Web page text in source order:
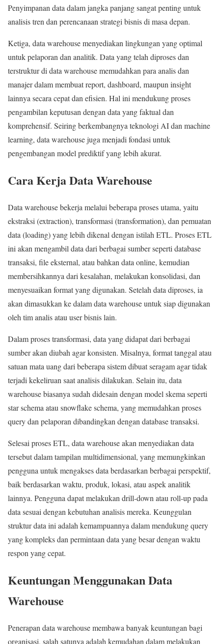
Penyimpanan data dalam jangka panjang sangat penting untuk
analisis tren dan perencanaan strategi bisnis di masa depan.
Ketiga, data warehouse menyediakan lingkungan yang optimal
untuk pelaporan dan analitik. Data yang telah diproses dan
terstruktur di data warehouse memudahkan para analis dan
manajer dalam membuat report, dashboard, maupun insight
lainnya secara cepat dan efisien. Hal ini mendukung proses
pengambilan keputusan dengan data yang faktual dan
komprehensif. Seiring berkembangnya teknologi AI dan machine
learning, data warehouse juga menjadi fondasi untuk
pengembangan model prediktif yang lebih akurat.
Cara Kerja Data Warehouse
Data warehouse bekerja melalui beberapa proses utama, yaitu
ekstraksi (extraction), transformasi (transformation), dan pemuatan
data (loading) yang lebih dikenal dengan istilah ETL. Proses ETL
ini akan mengambil data dari berbagai sumber seperti database
transaksi, file eksternal, atau bahkan data online, kemudian
membersihkannya dari kesalahan, melakukan konsolidasi, dan
menyesuaikan format yang digunakan. Setelah data diproses, ia
akan dimasukkan ke dalam data warehouse untuk siap digunakan
oleh tim analis atau user bisnis lain.
Dalam proses transformasi, data yang didapat dari berbagai
sumber akan diubah agar konsisten. Misalnya, format tanggal atau
satuan mata uang dari beberapa sistem dibuat seragam agar tidak
terjadi kekeliruan saat analisis dilakukan. Selain itu, data
warehouse biasanya sudah didesain dengan model skema seperti
star schema atau snowflake schema, yang memudahkan proses
query dan pelaporan dibandingkan dengan database transaksi.
Selesai proses ETL, data warehouse akan menyediakan data
tersebut dalam tampilan multidimensional, yang memungkinkan
pengguna untuk mengakses data berdasarkan berbagai perspektif,
baik berdasarkan waktu, produk, lokasi, atau aspek analitik
lainnya. Pengguna dapat melakukan drill-down atau roll-up pada
data sesuai dengan kebutuhan analisis mereka. Keunggulan
struktur data ini adalah kemampuannya dalam mendukung query
yang kompleks dan permintaan data yang besar dengan waktu
respon yang cepat.
Keuntungan Menggunakan Data
Warehouse
Penerapan data warehouse membawa banyak keuntungan bagi
organisasi, salah satunya adalah kemudahan dalam melakukan